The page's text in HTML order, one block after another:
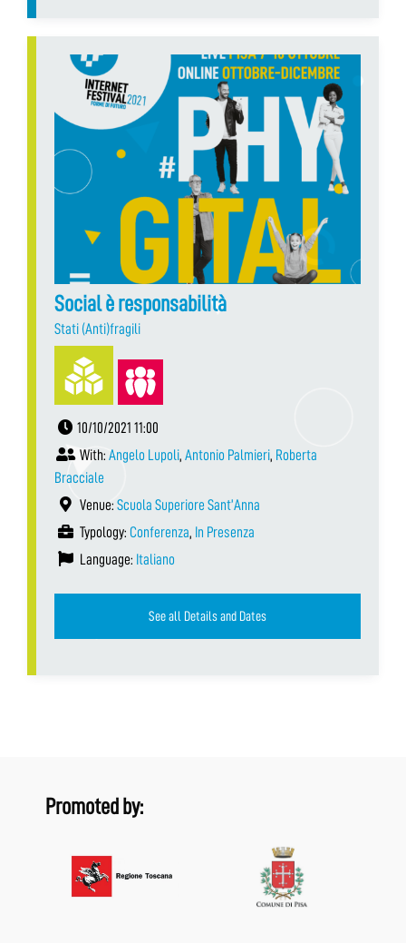
Social è responsabilità
Stati (Anti)fragili
10/10/2021 11:00
With: Angelo Lupoli, Antonio Palmieri, Roberta
Bracciale
Venue: Scuola Superiore Sant’Anna
Typology: Conferenza, In Presenza
Language: Italiano
See all Details and Dates
Promoted by: